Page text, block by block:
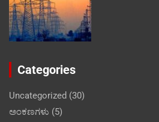
Categories
Uncategorized (30)
ಅಂಕಣಗಳು (5)